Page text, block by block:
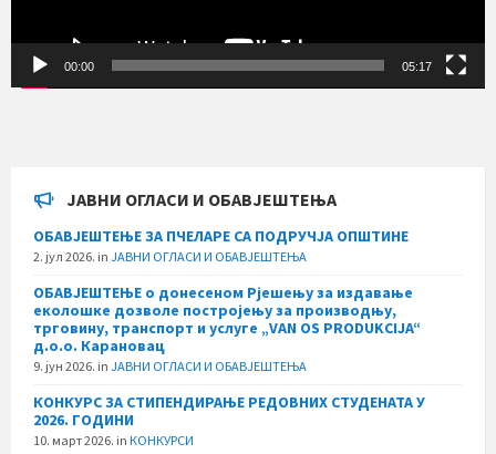
00:00 05:17
ЈАВНИ ОГЛАСИ И ОБАВЈЕШТЕЊА
ОБАВЈЕШТЕЊЕ ЗА ПЧЕЛАРЕ СА ПОДРУЧЈА ОПШТИНЕ
2. јул 2026. in ЈАВНИ ОГЛАСИ И ОБАВЈЕШТЕЊА
ОБАВЈЕШТЕЊЕ о донесеном Рјешењу за издавање
еколошке дозволе постројењу за производњу,
трговину, транспорт и услуге „VAN OS PRODUKCIJA“
д.о.о. Карановац
9. јун 2026. in ЈАВНИ ОГЛАСИ И ОБАВЈЕШТЕЊА
КОНКУРС ЗА СТИПЕНДИРАЊЕ РЕДОВНИХ СТУДЕНАТА У
2026. ГОДИНИ
10. март 2026. in КОНКУРСИ